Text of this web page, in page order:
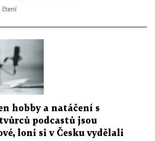
čtení
hobby a natáčení s
podcastů jsou
loni si v Česku vydělali